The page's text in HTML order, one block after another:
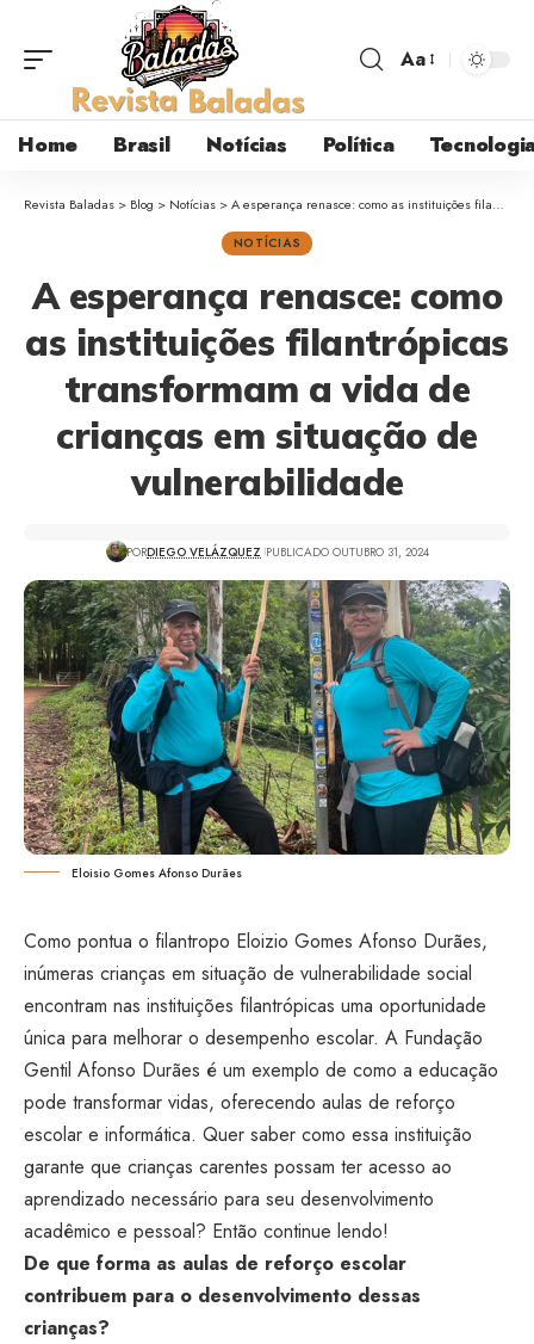
Aa
Home Brasil Notícias Política
Revista Baladas > Blog > Notícias >A esperança renasce: como as instituições filantrópicas transformam a vida de crianças em situação de vulnerabilidade
NOTÍCIAS
A esperança renasce: como
as instituições filantrópicas
transformam a vida de
crianças em situação de
vulnerabilidade
PORDIEGO VELÁZQUEZ PUBLICADO OUTUBRO 31, 2024
Eloisio Gomes Afonso Durães
Como pontua o filantropo Eloizio Gomes Afonso Durães,
inúmeras crianças em situação de vulnerabilidade social
encontram nas instituições filantrópicas uma oportunidade
única para melhorar o desempenho escolar. A Fundação
Gentil Afonso Durães é um exemplo de como a educação
pode transformar vidas, oferecendo aulas de reforço
escolar e informática. Quer saber como essa instituição
garante que crianças carentes possam ter acesso ao
aprendizado necessário para seu desenvolvimento
acadêmico e pessoal? Então continue lendo!
De que forma as aulas de reforço escolar
contribuem para o desenvolvimento dessas
crianças?